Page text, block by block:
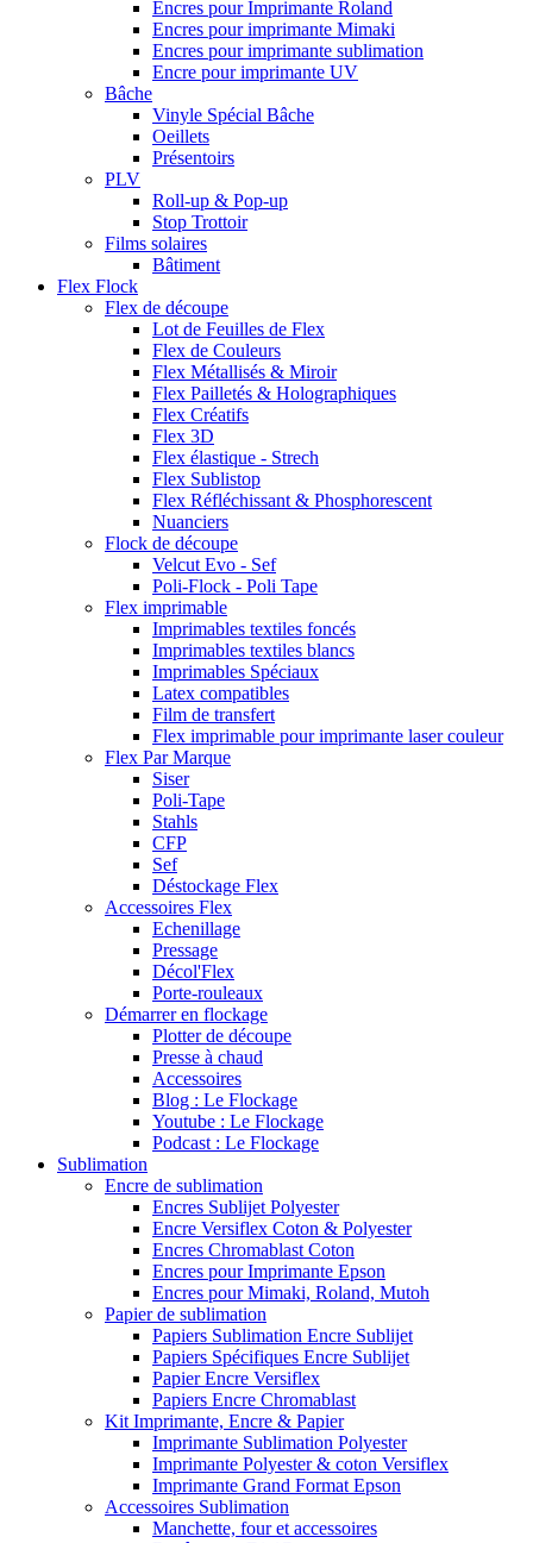
Encres pour Imprimante Roland
Encres pour imprimante Mimaki
Encres pour imprimante sublimation
Encre pour imprimante UV
Bâche
Vinyle Spécial Bâche
Oeillets
Présentoirs
PLV
Roll-up & Pop-up
Stop Trottoir
Films solaires
Bâtiment
Flex Flock
Flex de découpe
Lot de Feuilles de Flex
Flex de Couleurs
Flex Métallisés & Miroir
Flex Pailletés & Holographiques
Flex Créatifs
Flex 3D
Flex élastique - Strech
Flex Sublistop
Flex Réfléchissant & Phosphorescent
Nuanciers
Flock de découpe
Velcut Evo - Sef
Poli-Flock - Poli Tape
Flex imprimable
Imprimables textiles foncés
Imprimables textiles blancs
Imprimables Spéciaux
Latex compatibles
Film de transfert
Flex imprimable pour imprimante laser couleur
Flex Par Marque
Siser
Poli-Tape
Stahls
CFP
Sef
Déstockage Flex
Accessoires Flex
Echenillage
Pressage
Décol'Flex
Porte-rouleaux
Démarrer en flockage
Plotter de découpe
Presse à chaud
Accessoires
Blog : Le Flockage
Youtube : Le Flockage
Podcast : Le Flockage
Sublimation
Encre de sublimation
Encres Sublijet Polyester
Encre Versiflex Coton & Polyester
Encres Chromablast Coton
Encres pour Imprimante Epson
Encres pour Mimaki, Roland, Mutoh
Papier de sublimation
Papiers Sublimation Encre Sublijet
Papiers Spécifiques Encre Sublijet
Papier Encre Versiflex
Papiers Encre Chromablast
Kit Imprimante, Encre & Papier
Imprimante Sublimation Polyester
Imprimante Polyester & coton Versiflex
Imprimante Grand Format Epson
Accessoires Sublimation
Manchette, four et accessoires